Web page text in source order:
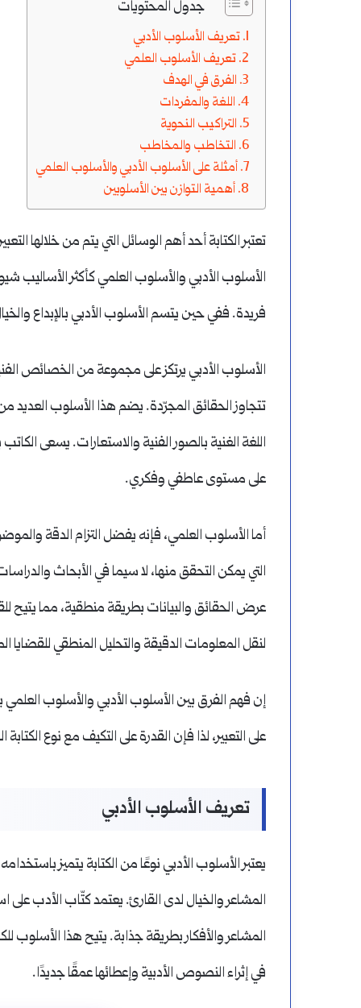
جدول المحتويات
تعريف الأسلوب الأدبي
تعريف الأسلوب العلمي
الفرق في الهدف
اللغة والمفردات
التراكيب النحوية
التخاطب والمخاطب
أمثلة على الأسلوب الأدبي والأسلوب العلمي
أهمية التوازن بين الأسلوبين
تعتبر الكتابة أحد أهم الوسائل التي يتم من خلالها
الأسلوب الأدبي والأسلوب العلمي كأكثر الأساليب
فريدة. ففي حين يتسم الأسلوب الأدبي بالإبداع
الأسلوب الأدبي يرتكز على مجموعة من الخصائص
تتجاوز الحقائق المجرّدة. يضم هذا الأسلوب العديد
اللغة الغنية بالصور الفنية والاستعارات. يسعى
على مستوى عاطفي وفكري.
أما الأسلوب العلمي، فإنه يفضل التزام الدقة
التي يمكن التحقق منها، لا سيما في الأبحاث
عرض الحقائق والبيانات بطريقة منطقية، مما يتيح
لنقل المعلومات الدقيقة والتحليل المنطقي للقضايا
إن فهم الفرق بين الأسلوب الأدبي والأسلوب
على التعبير، لذا فإن القدرة على التكيف مع نوع
تعريف الأسلوب الأدبي
يعتبر الأسلوب الأدبي نوعًا من الكتابة يتميز
المشاعر والخيال لدى القارئ. يعتمد كتّاب الأدب على
المشاعر والأفكار بطريقة جذابة. يتيح هذا الأسلوب
في إثراء النصوص الأدبية وإعطائها عمقًا جديدًا.